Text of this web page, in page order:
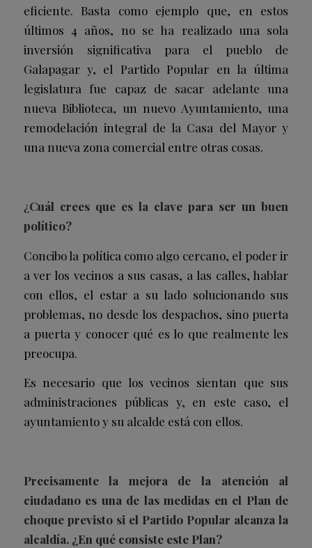
eficiente. Basta como ejemplo que, en estos
últimos 4 años, no se ha realizado una sola
inversión significativa para el pueblo de
Galapagar y, el Partido Popular en la última
legislatura fue capaz de sacar adelante una
nueva Biblioteca, un nuevo Ayuntamiento, una
remodelación integral de la Casa del Mayor y
una nueva zona comercial entre otras cosas.
¿Cuál crees que es la clave para ser un buen
político?
Concibo la política como algo cercano, el poder ir
a ver los vecinos a sus casas, a las calles, hablar
con ellos, el estar a su lado solucionando sus
problemas, no desde los despachos, sino puerta
a puerta y conocer qué es lo que realmente les
preocupa.
Es necesario que los vecinos sientan que sus
administraciones públicas y, en este caso, el
ayuntamiento y su alcalde está con ellos.
Precisamente la mejora de la atención al
ciudadano es una de las medidas en el Plan de
choque previsto si el Partido Popular alcanza la
alcaldía. ¿En qué consiste este Plan?